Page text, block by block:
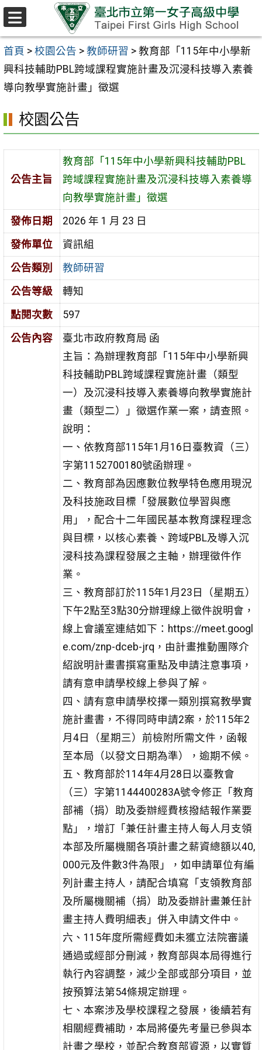
跳至主要內容區
首頁 > 校園公告 > 教師研習 > 教育部「115年中小學新
興科技輔助PBL跨域課程實施計畫及沉浸科技導入素養
導向教學實施計畫」徵選
校園公告
公告主旨
教育部「115年中小學新興科技輔助PBL
跨域課程實施計畫及沉浸科技導入素養導
向教學實施計畫」徵選
發佈日期
2026 年 1 月 23 日
發佈單位
資訊組
公告類別
教師研習
公告等級
轉知
點閱次數
597
公告內容
臺北市政府教育局 函
主旨：為辦理教育部「115年中小學新興
科技輔助PBL跨域課程實施計畫（類型
一）及沉浸科技導入素養導向教學實施計
畫（類型二）」徵選作業一案，請查照。
說明：
一、依教育部115年1月16日臺教資（三）
字第1152700180號函辦理。
二、教育部為因應數位教學特色應用現況
及科技施政目標「發展數位學習與應
用」，配合十二年國民基本教育課程理念
與目標，以核心素養、跨域PBL及導入沉
浸科技為課程發展之主軸，辦理徵件作
業。
三、教育部訂於115年1月23日（星期五）
下午2點至3點30分辦理線上徵件說明會，
線上會議室連結如下：https://meet.googl
e.com/znp-dceb-jrq，由計畫推動團隊介
紹說明計畫書撰寫重點及申請注意事項，
請有意申請學校線上參與了解。
四、請有意申請學校擇一類別撰寫教學實
施計畫書，不得同時申請2案，於115年2
月4日（星期三）前檢附所需文件，函報
至本局（以發文日期為準），逾期不候。
五、教育部於114年4月28日以臺教會
（三）字第1144400283A號令修正「教育
部補（捐）助及委辦經費核撥結報作業要
點」，增訂「兼任計畫主持人每人月支領
本部及所屬機關各項計畫之薪資總額以40,
000元及件數3件為限」，如申請單位有編
列計畫主持人，請配合填寫「支領教育部
及所屬機關補（捐）助及委辦計畫兼任計
畫主持人費明細表」併入申請文件中。
六、115年度所需經費如未獲立法院審議
通過或經部分刪減，教育部與本局得進行
執行內容調整，減少全部或部分項目，並
按預算法第54條規定辦理。
七、本案涉及學校課程之發展，後續若有
相關經費補助，本局將優先考量已參與本
計畫之學校，並配合教育部資源，以實質
選
單